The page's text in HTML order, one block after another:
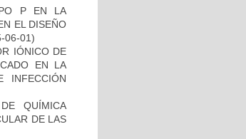
P EN LA
EL DISEÑO
06-01)
IÓNICO DE
EN LA
INFECCIÓN
QUÍMICA
DE LAS